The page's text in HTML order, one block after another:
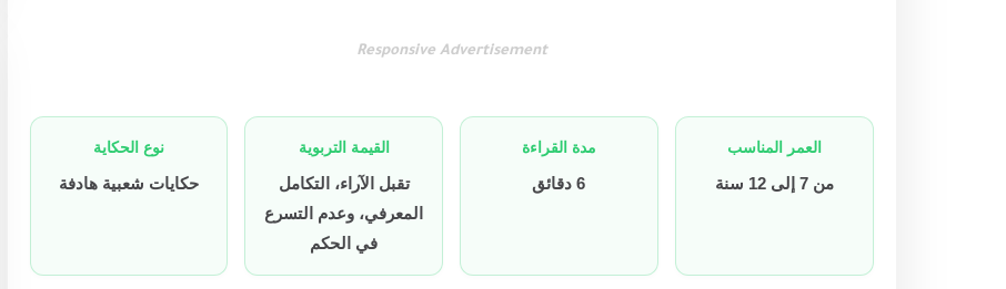
Responsive Advertisement
العمر المناسب
من 7 إلى 12 سنة
مدة القراءة
6 دقائق
القيمة التربوية
تقبل الآراء، التكامل
المعرفي، وعدم التسرع
في الحكم
نوع الحكاية
حكايات شعبية هادفة